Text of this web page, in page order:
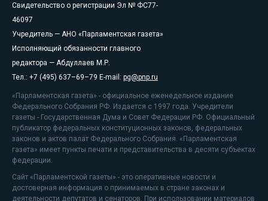
Свидетельство о регистрации Эл № ФС77-
46097
Учредитель — АНО «Парламентская газета»
Исполняющий обязанности главного
редактора — Абдуллаев М.Р.
Тел.: +7 (495) 637–69–79 E-mail: pg@pnp.ru
«Парламентская газета» - официальное еженедельное издание
Федерального Собрания РФ. Издается с 1997 года. Учредители
газеты - Государственная Дума и Совет Федерации РФ. Официальный
публикатор федеральных конституционных законов, федеральных
законов и актов палат Федерального Собрания. «Парламентская
газета» имеет пункты печати и представительства в десяти субъектах
федерации.
Сайт «Парламентской газеты» - это оперативные новости и
достоверная информация о принимаемых в стране законах и
деятельности депутатов и сенаторов. При использовании материалов